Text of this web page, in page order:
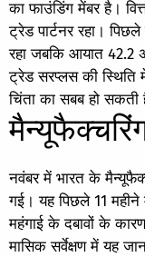
का फाउंडिंग मेंबर है।
ट्रेड पार्टनर रहा। पिछले
रहा जबकि आयात 42.2
ट्रेड सरप्लस की स्थिति
चिंता का सबब हो सकती
नवंबर में भारत के
गई। यह पिछले 11
महंगाई के दबावों के
मासिक सर्वेक्षण में यह